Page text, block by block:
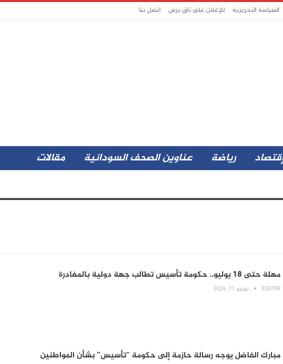
السياسة التحريرية للإعلان على تاق برس اتصل بنا
رياضة عناوين الصحف السودانية مقالات
مهلة حتى 18 يوليو.. حكومة تأسيس تطالب جهة دولية بالمغادرة
EDITOR يوليو 11, 2026
مبارك الفاضل يوجه رسالة حازمة إلى حكومة “تأسيس” بشأن المواطنين